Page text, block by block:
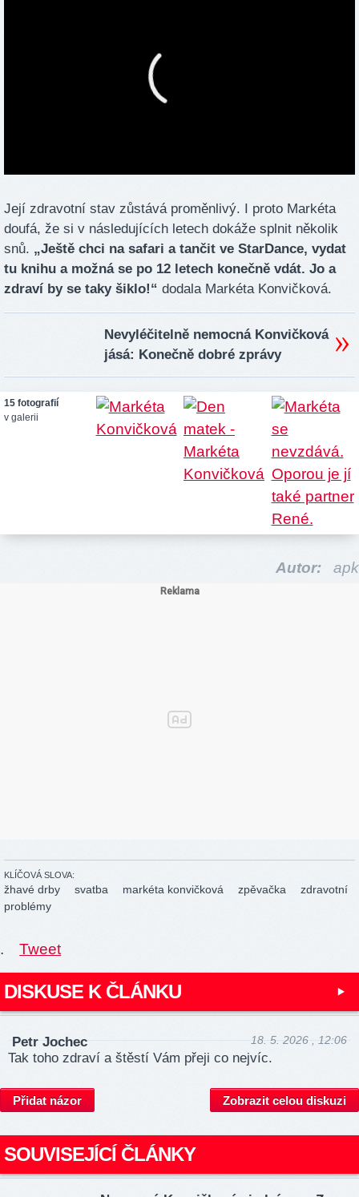
Její zdravotní stav zůstává proměnlivý. I proto Markéta
doufá, že si v následujících letech dokáže splnit několik
snů. „Ještě chci na safari a tančit ve StarDance, vydat
tu knihu a možná se po 12 letech konečně vdát. Jo a
zdraví by se taky šiklo!“ dodala Markéta Konvičková.
Nevyléčitelně nemocná Konvičková
jásá: Konečně dobré zprávy
15 fotografií
v galerii
Autor: apk
KLÍČOVÁ SLOVA:
žhavé drby svatba markéta konvičková zpěvačka
zdravotní
problémy
. Tweet
DISKUSE K ČLÁNKU
Petr Jochec 18. 5. 2026 , 12:06
Tak toho zdraví a štěstí Vám přeji co nejvíc.
Přidat názor Zobrazit celou diskuzi
SOUVISEJÍCÍ ČLÁNKY